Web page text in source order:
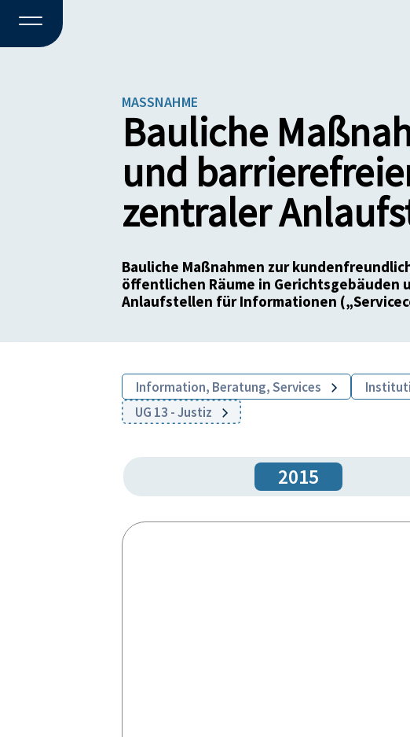
MASSNAHME
Bauliche
und
zentraler
Bauliche Maßnahmen zur
öffentlichen Räume in Gerichtsgebäuden
Anlaufstellen für Informationen
Information, Beratung, Services
UG 13 - Justiz
2015